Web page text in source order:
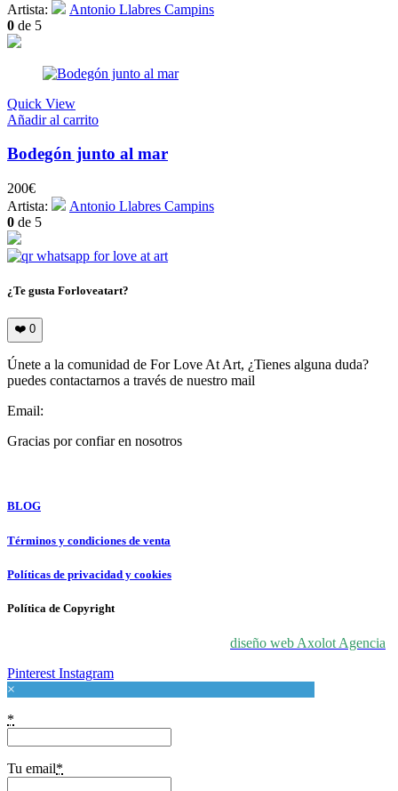
Artista:
Antonio Llabres Campins
0 de 5
Quick View
Añadir al carrito
Bodegón junto al mar
200€
Artista:
Antonio Llabres Campins
0 de 5
¿Te gusta Forloveatart?
❤️ 0
Únete a la comunidad de For Love At Art, ¿Tienes alguna duda?
puedes contactarnos a través de nuestro mail
Email:
Gracias por confiar en nosotros
BLOG
Términos y condiciones de venta
Políticas de privacidad y cookies
Política de Copyright
diseño web Axolot Agencia
Pinterest Instagram
×
*
Tu email*